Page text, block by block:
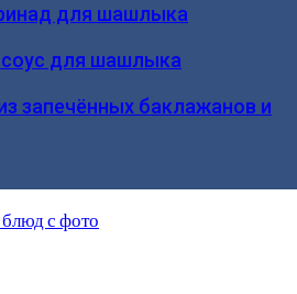
для шашлыка
для шашлыка
запечённых баклажанов и